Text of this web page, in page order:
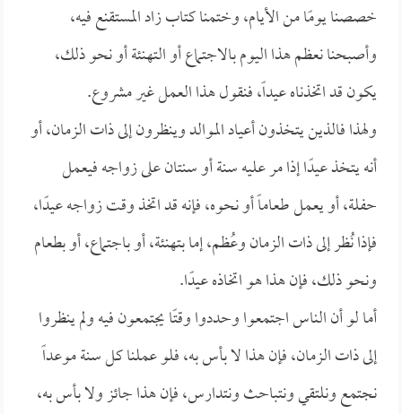
خصصنا يومًا من الأيام، وختمنا كتاب زاد المستقنع فيه،
وأصبحنا نعظم هذا اليوم بالاجتماع أو التهنئة أو نحو ذلك،
يكون قد اتخذناه عيداً، فنقول هذا العمل غير مشروع.
ولهذا فالذين يتخذون أعياد الموالد وينظرون إلى ذات الزمان، أو
أنه يتخذ عيدًا إذا مر عليه سنة أو سنتان على زواجه فيعمل
حفلة، أو يعمل طعاماً أو نحوه، فإنه قد اتخذ وقت زواجه عيدًا،
فإذا نُظر إلى ذات الزمان وعُظم، إما بتهنئة، أو باجتماع، أو بطعام
ونحو ذلك، فإن هذا هو اتخاذه عيدًا.
أما لو أن الناس اجتمعوا وحددوا وقتًا يجتمعون فيه ولم ينظروا
إلى ذات الزمان، فإن هذا لا بأس به، فلو عملنا كل سنة موعداً
نجتمع ونلتقي ونتباحث ونتدارس، فإن هذا جائز ولا بأس به،